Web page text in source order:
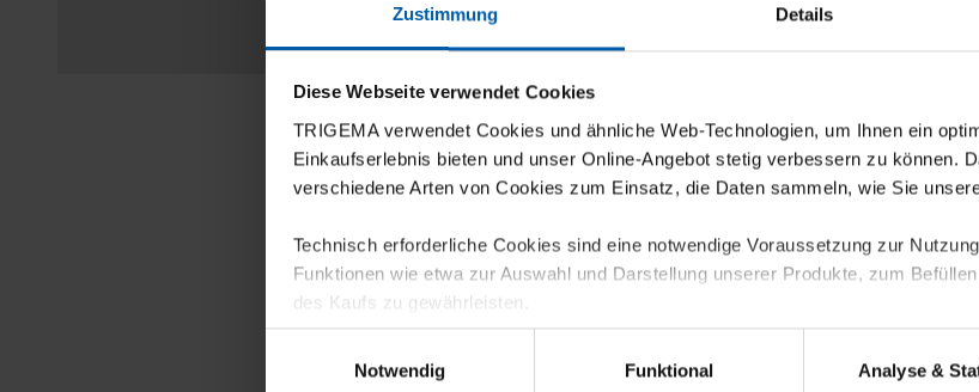
Zustimmung Details
Diese Webseite verwendet Cookies
TRIGEMA verwendet Cookies und ähnliche Web-Technologien, um Ihnen ein
Einkaufserlebnis bieten und unser Online-Angebot stetig verbessern zu können.
verschiedene Arten von Cookies zum Einsatz, die Daten sammeln, wie Sie
Technisch erforderliche Cookies sind eine notwendige Voraussetzung zur
Funktionen wie etwa zur Auswahl und Darstellung unserer Produkte, zum
des Kaufs zu gewährleisten.
Für die Darstellung personalisierter Angebote, Anzeigen und Inhalte aufgrund
Notwendig
Funktional Analyse &